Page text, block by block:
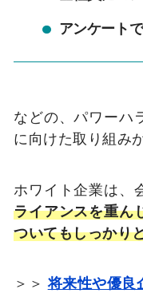
アンケート
などの、パワーハ
に向けた取り組み
ホワイト企業は、
ライアンスを重ん
ついてもしっかり
＞＞将来性や優良